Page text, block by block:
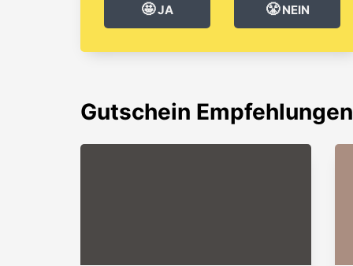
🤩JA 😤NEIN
Gutschein Empfehlungen